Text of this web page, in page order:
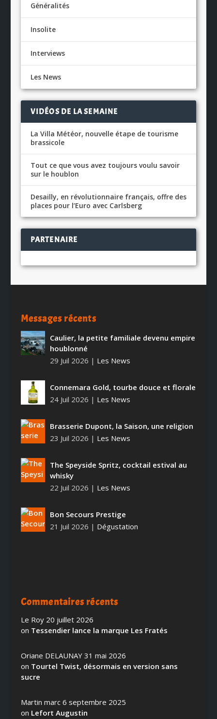
Généralités
Insolite
Interviews
Les News
VIDÉOS DE LA SEMAINE
La Villa Météor, nouvelle étape de tourisme
brassicole
Tout ce que vous avez toujours voulu savoir
sur le houblon
Desailly, en révolutionnaire français, offre des
places pour l’Euro avec Carlsberg
PARTENAIRE
Messages récents
Caulier, la petite familiale devenu empire
houblonné
29 Juil 2026 | Les News
Connemara Gold, tourbe douce et florale
24 Juil 2026 | Les News
Brasserie Dupont, la Saison, une religion
23 Juil 2026 | Les News
The Speyside Spritz, cocktail estival au
whisky
22 Juil 2026 | Les News
Bon Secours Prestige
21 Juil 2026 | Dégustation
Commentaires récents
Le Roy 20 juillet 2026
on Tessendier lance la marque Les Fratés
Oriane DELAUNAY 31 mai 2026
on Tourtel Twist, désormais en version sans
sucre
Martin marc 6 septembre 2025
on Lefort Augustin